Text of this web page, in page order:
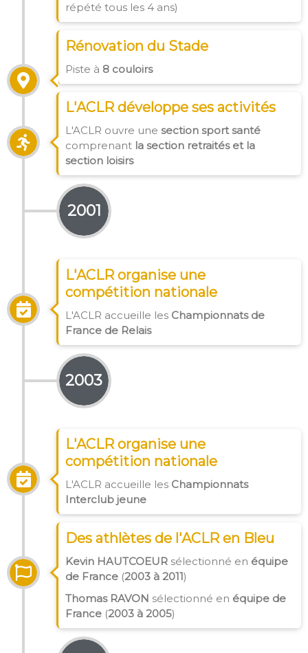
répété tous les 4 ans)
Rénovation du Stade
Piste à 8 couloirs
L'ACLR développe ses activités
L'ACLR ouvre unesection sport santé
comprenant la section retraités et la
section loisirs
2001
L'ACLR organise une
compétition nationale
L'ACLR accueille les Championnats de
France de Relais
2003
L'ACLR organise une
compétition nationale
L'ACLR accueille les Championnats
Interclub jeune
Des athlètes de l'ACLR en Bleu
Kevin HAUTCOEUR sélectionné en équipe
de France (2003 à 2011)
Thomas RAVON sélectionné en équipe de
France (2003 à 2005)